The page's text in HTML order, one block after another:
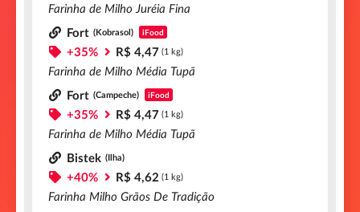
Farinha de Milho Juréia Fina
Fort (Kobrasol) iFood
+35% R$ 4,47 (1 kg)
Farinha de Milho Média Tupã
Fort (Campeche) iFood
+35% R$ 4,47 (1 kg)
Farinha de Milho Média Tupã
Bistek (Ilha)
+40% R$ 4,62 (1 kg)
Farinha Milho Grãos De Tradição